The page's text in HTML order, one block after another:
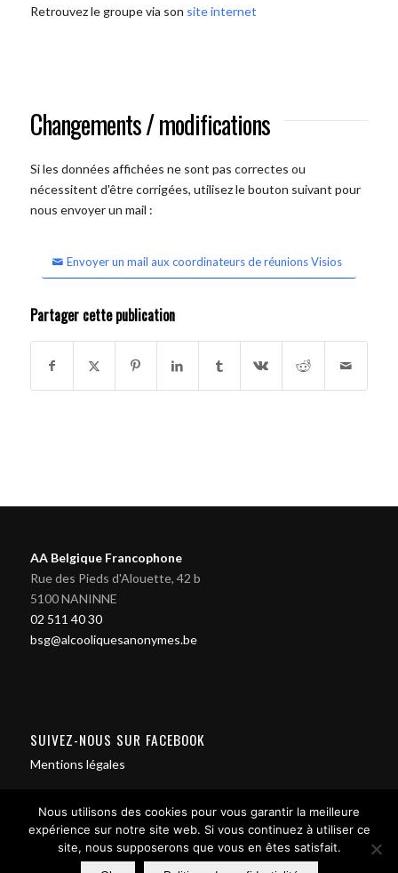
Retrouvez le groupe via son site internet
Changements / modifications
Si les données affichées ne sont pas correctes ou
nécessitent d'être corrigées, utilisez le bouton suivant pour
nous envoyer un mail :
Envoyer un mail aux coordinateurs de réunions Visios
Partager cette publication
AA Belgique Francophone
Rue des Pieds d'Alouette, 42 b
5100 NANINNE
02 511 40 30
bsg@alcooliquesanonymes.be
SUIVEZ-NOUS SUR FACEBOOK
Mentions légales
Nous utilisons des cookies pour vous garantir la meilleure
expérience sur notre site web. Si vous continuez à utiliser ce
site, nous supposerons que vous en êtes satisfait.
Contact us